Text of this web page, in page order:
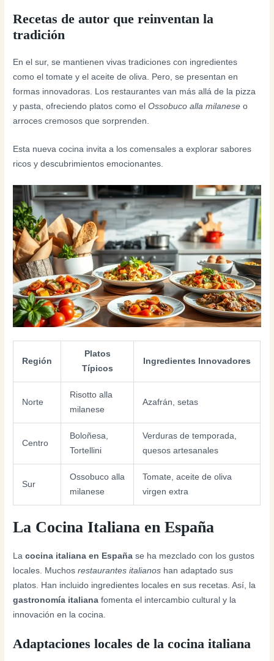
Recetas de autor que reinventan la
tradición
En el sur, se mantienen vivas tradiciones con ingredientes
como el tomate y el aceite de oliva. Pero, se presentan en
formas innovadoras. Los restaurantes van más allá de la pizza
y pasta, ofreciendo platos como elOssobuco alla milanese o
arroces cremosos que sorprenden.
Esta nueva cocina invita a los comensales a explorar sabores
ricos y descubrimientos emocionantes.
Región
Platos
Típicos
Ingredientes Innovadores
Norte
Risotto alla
milanese
Azafrán, setas
Centro
Boloñesa,
Tortellini
Verduras de temporada,
quesos artesanales
Sur
Ossobuco alla
milanese
Tomate, aceite de oliva
virgen extra
La Cocina Italiana en España
Lacocina italiana en España se ha mezclado con los gustos
locales. Muchosrestaurantes italianos han adaptado sus
platos. Han incluido ingredientes locales en sus recetas. Así, la
gastronomía italiana fomenta el intercambio cultural y la
innovación en la cocina.
Adaptaciones locales de la cocina italiana